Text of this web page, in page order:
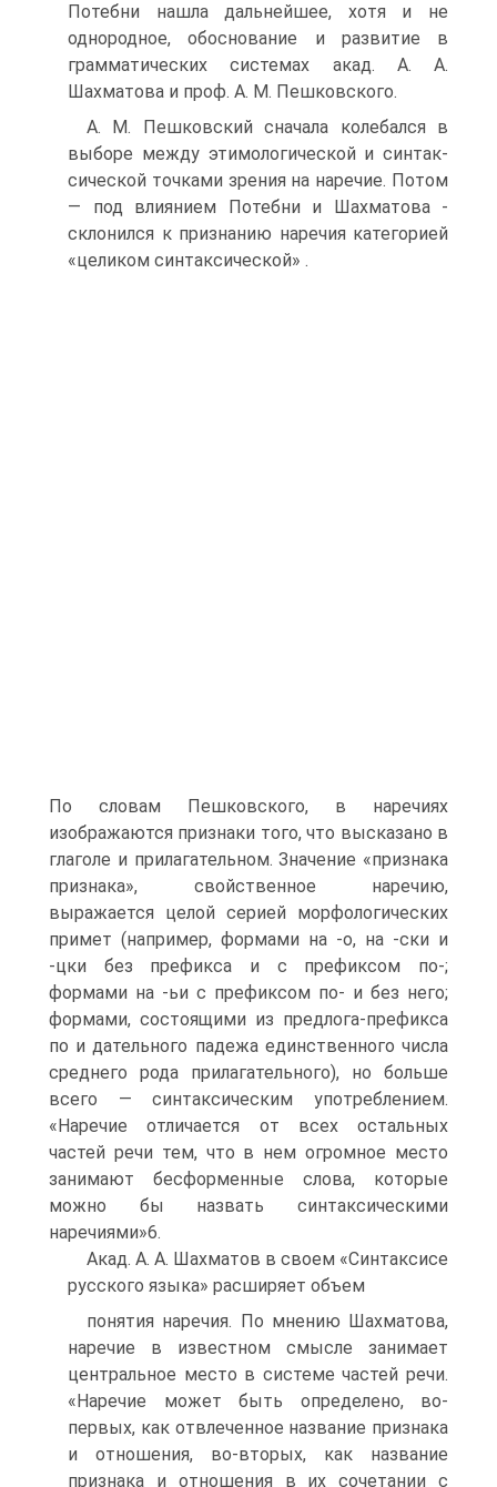
Потебни нашла дальнейшее, хотя и не
однородное, обоснование и развитие в
грамматических системах акад. А. А.
Шахматова и проф. А. М. Пешковского.
А. М. Пешковский сначала колебался в
выборе между этимологической и синтак-
сической точками зрения на наречие. Потом
— под влиянием Потебни и Шахматова -
склонился к признанию наречия категорией
«целиком синтаксической» .
По словам Пешковского, в наречиях
изображаются признаки того, что высказано в
глаголе и прилагательном. Значение «признака
признака», свойственное наречию,
выражается целой серией морфологических
примет (например, формами на -о, на -ски и
-цки без префикса и с префиксом по-;
формами на -ьи с префиксом по- и без него;
формами, состоящими из предлога-префикса
по и дательного падежа единственного числа
среднего рода прилагательного), но больше
всего — синтаксическим употреблением.
«Наречие отличается от всех остальных
частей речи тем, что в нем огромное место
занимают бесформенные слова, которые
можно бы назвать синтаксическими
наречиями»6.
Акад. А. А. Шахматов в своем «Синтаксисе
русского языка» расширяет объем
понятия наречия. По мнению Шахматова,
наречие в известном смысле занимает
центральное место в системе частей речи.
«Наречие может быть определено, во-
первых, как отвлеченное название признака
и отношения, во-вторых, как название
признака и отношения в их сочетании с